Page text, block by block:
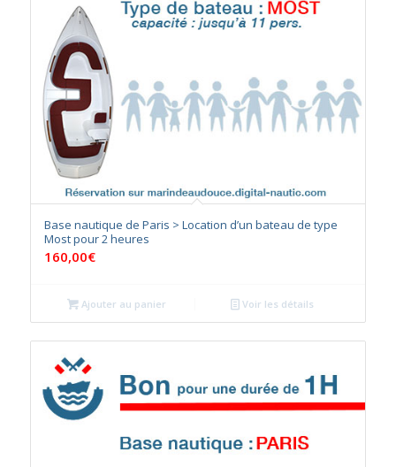
Base nautique de Paris > Location d’un bateau de type
Most pour 2 heures
160,00€
Ajouter au panier Voir les détails